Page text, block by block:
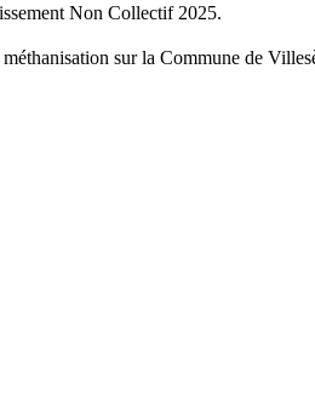
Non Collectif 2025.
sur la Commune de